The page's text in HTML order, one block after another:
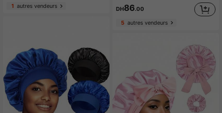
1 autres vendeurs DH86.00
5autres vendeurs